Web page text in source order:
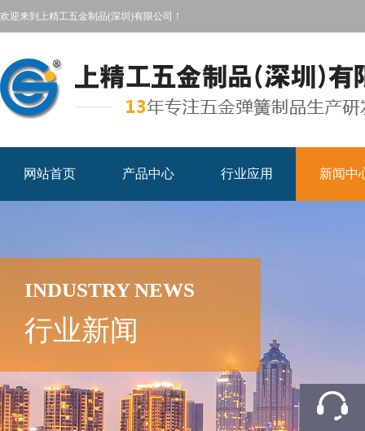
欢迎来到上精工五金制品(深圳)有限公司！
网站首页 产品中心 行业应用 新闻中
INDUSTRY NEWS
行业新闻